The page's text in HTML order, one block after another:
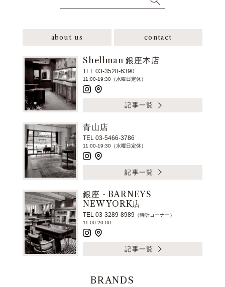
about us contact
Shellman 銀座本店
TEL 03-3528-6390
11:00-19:30（水曜日定休）
記事一覧
青山店
TEL 03-5466-3786
11:00-19:30（水曜日定休）
記事一覧
銀座・BARNEYS
NEW YORK店
TEL 03-3289-8989 （時計コーナー）
11:00-20:00
記事一覧
BRANDS